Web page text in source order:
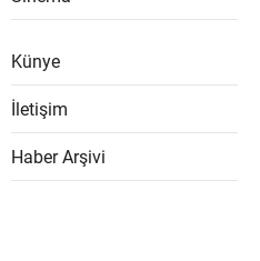
Künye
İletişim
Haber Arşivi